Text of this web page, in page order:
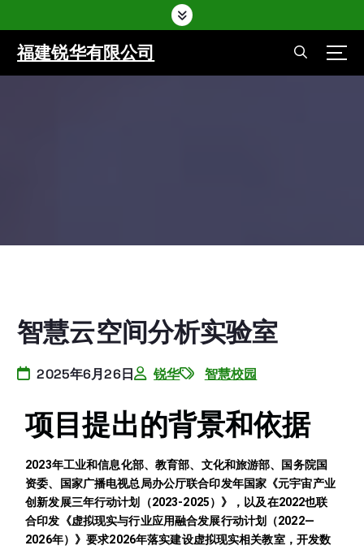
福建锐华有限公司
智慧云空间分析实验室
2025年6月26日 锐华 智慧校园
项目提出的背景和依据
2023年工业和信息化部、教育部、文化和旅游部、国务院国
资委、国家广播电视总局办公厅联合印发年国家《元宇宙产业
创新发展三年行动计划（2023-2025）》，以及在2022也联
合印发《虚拟现实与行业应用融合发展行动计划（2022—
2026年）》要求2026年落实建设虚拟现实相关教室，开发数